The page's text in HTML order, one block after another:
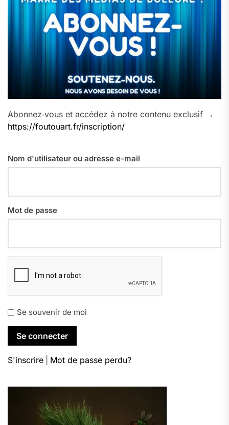
Abonnez‑vous et accédez à notre contenu exclusif →
https://foutouart.fr/inscription/
Nom d'utilisateur ou adresse e-mail
Mot de passe
Se souvenir de moi
S'inscrire Mot de passe perdu?